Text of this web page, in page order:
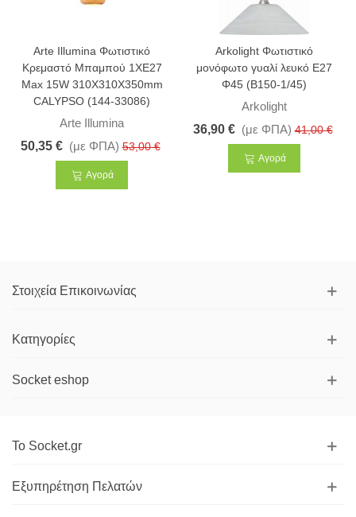
Arte Illumina Φωτιστικό
Κρεμαστό Μπαμπού 1XE27
Max 15W 310X310X350mm
CALYPSO (144-33086)
Arte Illumina
50,35 € (με ΦΠΑ) 53,00 €
Αγορά
Arkolight Φωτιστικό
μονόφωτο γυαλί λευκό Ε27
Φ45 (Β150-1/45)
Arkolight
36,90 € (με ΦΠΑ) 41,00 €
Αγορά
Στοιχεία Επικοινωνίας
Κατηγορίες
Socket eshop
Το Socket.gr
Εξυπηρέτηση Πελατών